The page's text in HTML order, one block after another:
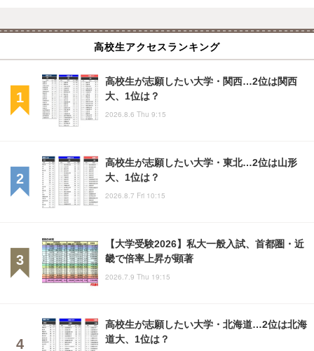
高校生アクセスランキング
高校生が志願したい大学・関西…2位は関西
大、1位は？
2026.8.6 Thu 9:15
高校生が志願したい大学・東北…2位は山形
大、1位は？
2026.8.7 Fri 10:15
【大学受験2026】私大一般入試、首都圏・近
畿で倍率上昇が顕著
2026.7.9 Thu 19:15
高校生が志願したい大学・北海道…2位は北海
道大、1位は？